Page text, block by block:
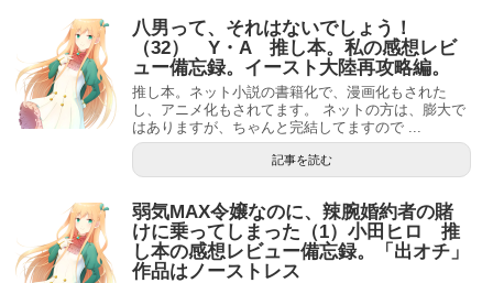
八男って、それはないでしょう！
（32） Y・A 推し本。私の感想レビ
ュー備忘録。イースト大陸再攻略編。
推し本。ネット小説の書籍化で、漫画化もされた
し、アニメ化もされてます。 ネットの方は、膨大で
はありますが、ちゃんと完結してますので ...
記事を読む
弱気MAX令嬢なのに、辣腕婚約者の賭
けに乗ってしまった（1）小田ヒロ 推
し本の感想レビュー備忘録。「出オチ」
作品はノーストレス